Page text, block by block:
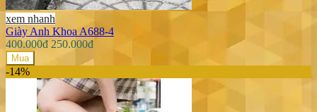
xem nhanh
Giày Anh Khoa A688-4
400.000đ 250.000đ
Mua
-14%